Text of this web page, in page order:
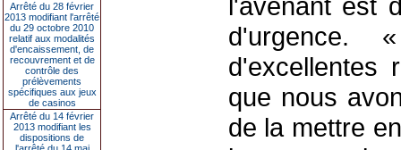
Arrêté du 28 février
2013 modifiant l'arrêté
du 29 octobre 2010
relatif aux modalités
d'encaissement, de
recouvrement et de
contrôle des
prélèvements
spécifiques aux jeux
de casinos
Arrêté du 14 février
2013 modifiant les
dispositions de
d'urgence.
d'excellentes
que nous
de la mettre